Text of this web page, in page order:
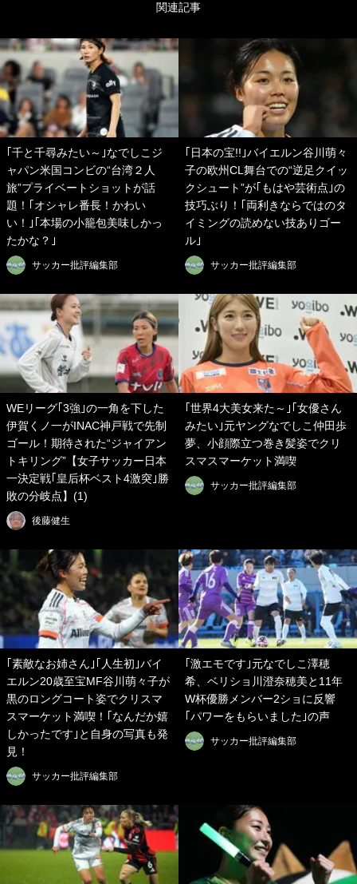
関連記事
｢千と千尋みたい～｣なでしこジ
ャパン米国コンビの“台湾２人
旅”プライベートショットが話
題！｢オシャレ番長！かわい
い！｣｢本場の小籠包美味しかっ
たかな？｣
サッカー批評編集部
｢日本の宝!!｣バイエルン谷川萌々
子の欧州CL舞台での“逆足クイッ
クシュート”が｢もはや芸術点｣の
技巧ぶり！｢両利きならではのタ
イミングの読めない技ありゴー
ル｣
サッカー批評編集部
WEリーグ｢3強｣の一角を下した
伊賀くノ一がINAC神戸戦で先制
ゴール！期待された“ジャイアン
トキリング”【女子サッカー日本
一決定戦｢皇后杯ベスト4激突｣勝
敗の分岐点】(1)
後藤健生
｢世界4大美女来た～｣｢女優さん
みたい｣元ヤングなでしこ仲田歩
夢、小顔際立つ巻き髪姿でクリ
スマスマーケット満喫
サッカー批評編集部
｢素敵なお姉さん｣｢人生初｣バイ
エルン20歳至宝MF谷川萌々子が
黒のロングコート姿でクリスマ
スマーケット満喫！｢なんだか嬉
しかったです｣と自身の写真も発
見！
サッカー批評編集部
｢激エモです｣元なでしこ澤穂
希、ベリショ川澄奈穂美と11年
W杯優勝メンバー2ショに反響
｢パワーをもらいました｣の声
サッカー批評編集部